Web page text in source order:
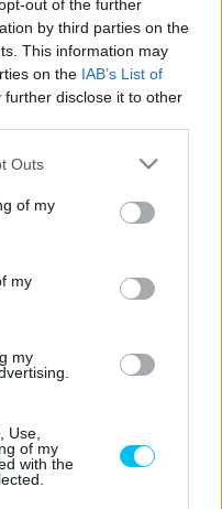
out of the further
by third parties on the
This information may
on the IAB’s List of
further disclose it to other
one or more Google
You may click to
its third-party tags to
in below Google
Outs
of my
my
my
Use,
of my
with the
– nézői
Nagydíj
hiba, Le
nézőcsúcs